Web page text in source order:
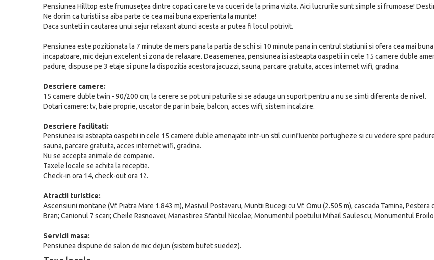
Pensiunea Hilltop este frumusețea dintre copaci care te va cuceri de la prima vizita. Aici lucrurile sunt simple si frumoase!
Ne dorim ca turistii sa aiba parte de cea mai buna experienta la munte!
Daca sunteti in cautarea unui sejur relaxant atunci acesta ar putea fi locul potrivit.
Pensiunea este pozitionata la 7 minute de mers pana la partia de schi si 10 minute pana in centrul statiunii si ofera cea mai
incapatoare, mic dejun excelent si zona de relaxare. Deasemenea, pensiunea isi asteapta oaspetii in cele 15 camere duble
padure, dispuse pe 3 etaje si pune la dispozitia acestora jacuzzi, sauna, parcare gratuita, acces internet wifi, gradina.
Descriere camere:
15 camere duble twin - 90/200 cm; la cerere se pot uni paturile si se adauga un suport pentru a nu se simti diferenta de nivel.
Dotari camere: tv, baie proprie, uscator de par in baie, balcon, acces wifi, sistem incalzire.
Descriere facilitati:
Pensiunea isi asteapta oaspetii in cele 15 camere duble amenajate intr-un stil cu influente portugheze si cu vedere spre
sauna, parcare gratuita, acces internet wifi, gradina.
Nu se accepta animale de companie.
Taxele locale se achita la receptie.
Check-in ora 14, check-out ora 12.
Atractii turistice:
Ascensiuni montane (Vf. Piatra Mare 1.843 m), Masivul Postavaru, Muntii Bucegi cu Vf. Omu (2.505 m), cascada Tamina,
Bran; Canionul 7 scari; Cheile Rasnoavei; Manastirea Sfantul Nicolae; Monumentul poetului Mihail Saulescu; Monumentul
Servicii masa:
Pensiunea dispune de salon de mic dejun (sistem bufet suedez).